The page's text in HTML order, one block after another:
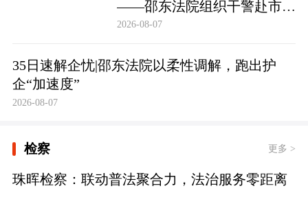
——邵东法院组织干警赴市禁
毒教育基地参观学习
2026-08-07
35日速解企忧|邵东法院以柔性调解，跑出护
企“加速度”
2026-08-07
检察 更多 >
珠晖检察：联动普法聚合力，法治服务零距离